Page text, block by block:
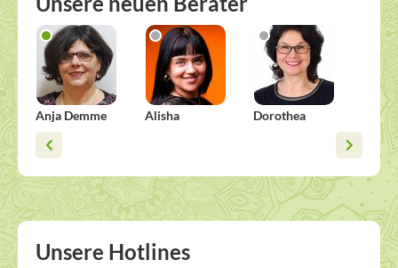
Anja Demme Alisha Dorothea
Unsere Hotlines